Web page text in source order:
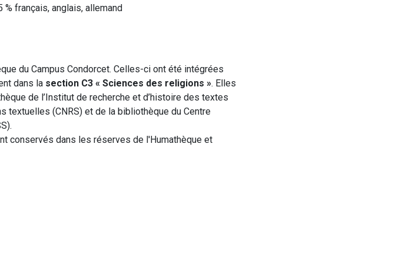
% français, anglais, allemand
du Campus Condorcet. Celles-ci ont été intégrées
dans la section C3 « Sciences des religions ». Elles
de l’Institut de recherche et d’histoire des textes
textuelles (CNRS) et de la bibliothèque du Centre
conservés dans les réserves de l'Humathèque et